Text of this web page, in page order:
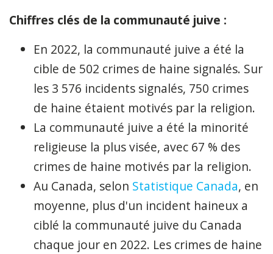
Chiffres clés de la communauté juive :
En 2022, la communauté juive a été la
cible de 502 crimes de haine signalés. Sur
les 3 576 incidents signalés, 750 crimes
de haine étaient motivés par la religion.
La communauté juive a été la minorité
religieuse la plus visée, avec 67 % des
crimes de haine motivés par la religion.
Au Canada, selon Statistique Canada, en
moyenne, plus d'un incident haineux a
ciblé la communauté juive du Canada
chaque jour en 2022. Les crimes de haine